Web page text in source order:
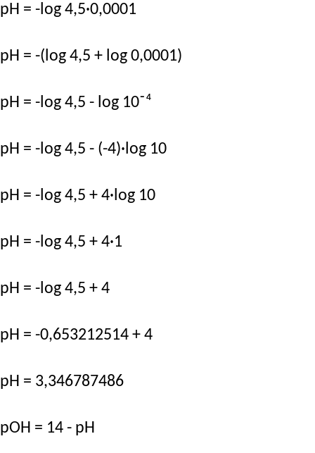
pH = -log 4,5·0,0001
pH = -(log 4,5 + log 0,0001)
pH = -log 4,5 - log 10⁻⁴
pH = -log 4,5 - (-4)·log 10
pH = -log 4,5 + 4·log 10
pH = -log 4,5 + 4·1
pH = -log 4,5 + 4
pH = -0,653212514 + 4
pH = 3,346787486
pOH = 14 - pH